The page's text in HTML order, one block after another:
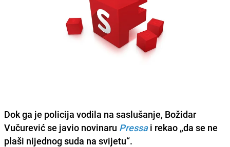
Dok ga je policija vodila na saslušanje, Božidar
Vučurević se javio novinaru Pressai rekao „da se ne
plaši nijednog suda na svijetu“.